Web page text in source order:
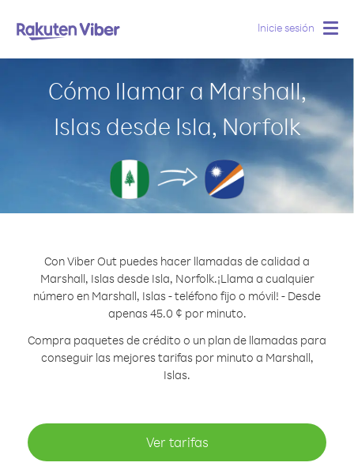
Inicie sesión
Cómo llamar a Marshall,
Islas desde Isla, Norfolk
Con Viber Out puedes hacer llamadas de calidad a
Marshall, Islas desde Isla, Norfolk.¡Llama a cualquier
número en Marshall, Islas - teléfono fijo o móvil! - Desde
apenas 45.0 ¢ por minuto.
Compra paquetes de crédito o un plan de llamadas para
conseguir las mejores tarifas por minuto a Marshall,
Islas.
Ver tarifas